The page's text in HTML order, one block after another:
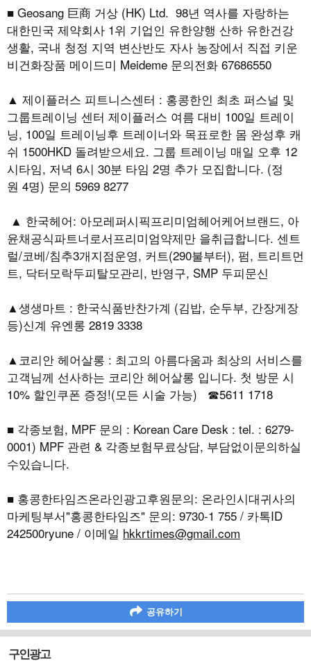
■ Geosang 巨商 거상 (HK) Ltd. 98년 역사를 자랑하는
대한민국 제약회사 1위 기업인 유한양행 산하 유한건강
생활, 국내 청정 지역 변산반도 자사 농장에서 직접 키운
비건화장품 메이드미 Meideme 문의전화 67686550
▲ 제이플러스 피트니스센터 : 홍콩한인 최초 퍼스널 및
그룹트레이닝 센터 제이플러스 여름 대비 100일 트레이
닝, 100일 트레이닝후 트레이너와 목표로한 몸 완성후 캐
쉬 1500HKD 돌려받으세요. 그룹 트레이닝 매일 오후 12
시타임, 저녁 6시 30분 타임 2명 추가 모집합니다. (정
원 4명) 문의 5969 8277
▲ 한국헤어: 아모레퍼시픽프리미엄헤어케어브랜드, 아
윤채공식파트너로서프리미엄약제만 을취급합니다. 센트
럴/코베/침추3개지점운영, 커트(290불부터), 펌, 트리트먼
트, 닥터모락두피탈모관리, 반영구, SMP 두피문신
▲생생마트 : 한국식품반찬가계 (김밥, 순두부, 간장게장
등)신계 유엔롱 2819 3338
▲코리안 헤어살롱 : 최고의 아름다움과 최상의 서비스를
고객님께 선사하는 코리안 헤어살롱 입니다. 첫 방문 시
10% 할인쿠폰 증정!(모든 시술 가능) ☎5611 1718
■ 각종보험, MPF 문의 : Korean Care Desk : tel. : 6279-
0001) MPF 관련 & 각종보험무료상담, 부담없이문의하실
수있습니다.
■ 홍콩한타임즈온라인광고후원문의: 온라인시대귀사의
마케팅부서"홍콩한타임즈" 문의: 9730-1 755 / 카톡ID
242500ryune / 이메일 hkkrtimes@gmail.com
공유하기
구인광고